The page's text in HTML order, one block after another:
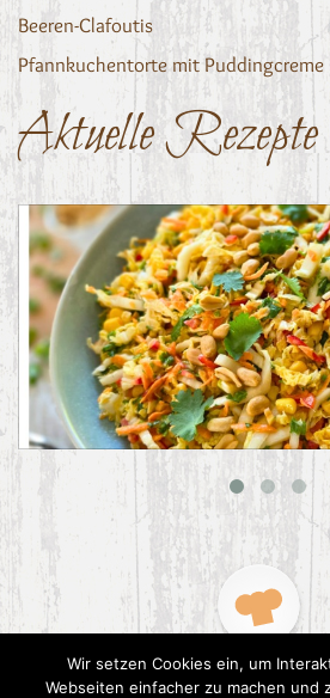
Beeren-Clafoutis
Pfannkuchentorte mit Puddingcreme
Aktuelle Rezepte
Asiatischer Chinakohl-
Wir setzen Cookies ein, um
Webseiten einfacher zu machen und